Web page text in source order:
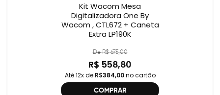
Kit Wacom Mesa
Digitalizadora One By
Wacom , CTL672 + Caneta
Extra LP190K
De R$ 675,00
R$ 558,80
Até 12x de R$384,00no cartão
COMPRAR